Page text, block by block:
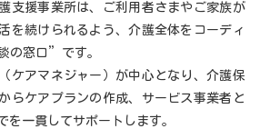
支援事業所は、ご利用者さまやご家族が
を続けられるよう、介護全体をコーディ
の窓口”です。
ケアマネジャー）が中心となり、介護保
らケアプランの作成、サービス事業者と
を一貫してサポートします。